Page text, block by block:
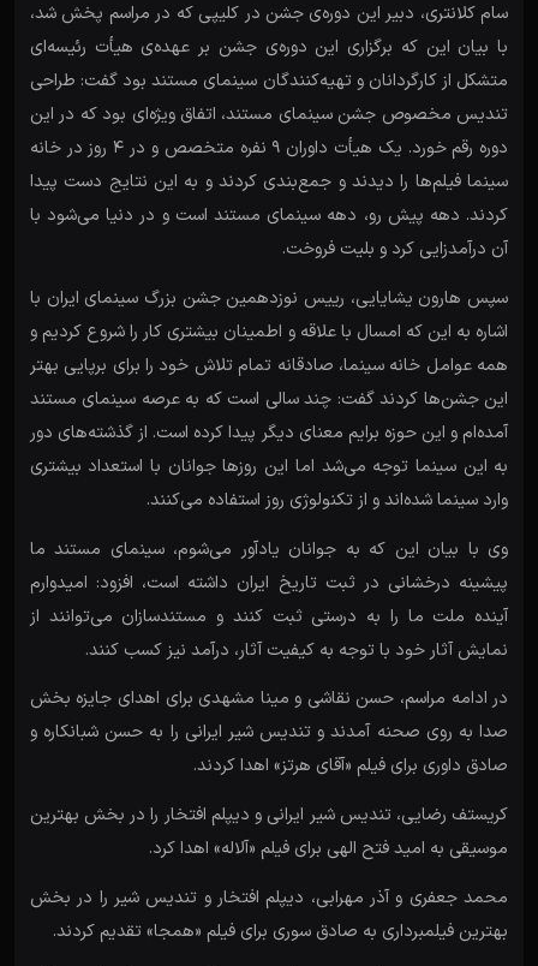
سام کلانتری، دبیر این دوره‌ی جشن در کلیپی که در مراسم پخش شد،
با بیان این که برگزاری این دوره‌ی جشن بر عهده‌ی هیأت رئیسه‌ای
متشکل از کارگردانان و تهیه‌کنندگان سینمای مستند بود گفت: طراحی
تندیس مخصوص جشن سینمای مستند، اتفاق ویژه‌ای بود که در این
دوره رقم خورد. یک هیأت داوران ۹ نفره متخصص و در ۴ روز در خانه
سینما فیلم‌ها را دیدند و جمع‌بندی کردند و به این نتایج دست پیدا
کردند. دهه پیش رو، دهه سینمای مستند است و در دنیا می‌شود با
آن درآمدزایی کرد و بلیت فروخت.
سپس هارون یشایایی، رییس نوزدهمین جشن بزرگ سینمای ایران با
اشاره به این که امسال با علاقه و اطمینان بیشتری کار را شروع کردیم و
همه عوامل خانه سینما، صادقانه تمام تلاش خود را برای برپایی بهتر
این جشن‌ها کردند گفت: چند سالی است که به عرصه سینمای مستند
آمده‌ام و این حوزه برایم معنای دیگر پیدا کرده است. از گذشته‌های دور
به این سینما توجه می‌شد اما این روزها جوانان با استعداد بیشتری
وارد سینما شده‌اند و از تکنولوژی روز استفاده می‌کنند.
وی با بیان این که به جوانان یادآور می‌شوم، سینمای مستند ما
پیشینه درخشانی در ثبت تاریخ ایران داشته است، افزود: امیدوارم
آینده ملت ما را به درستی ثبت کنند و مستندسازان می‌توانند از
نمایش آثار خود با توجه به کیفیت آثار، درآمد نیز کسب کنند.
در ادامه مراسم، حسن نقاشی و مینا مشهدی برای اهدای جایزه بخش
صدا به روی صحنه آمدند و تندیس شیر ایرانی را به حسن شبانکاره و
صادق داوری برای فیلم «آقای هرتز» اهدا کردند.
کریستف رضایی، تندیس شیر ایرانی و دیپلم افتخار را در بخش بهترین
موسیقی به امید فتح الهی برای فیلم «آلاله» اهدا کرد.
محمد جعفری و آذر مهرابی، دیپلم افتخار و تندیس شیر را در بخش
بهترین فیلمبرداری به صادق سوری برای فیلم «همجا» تقدیم کردند.